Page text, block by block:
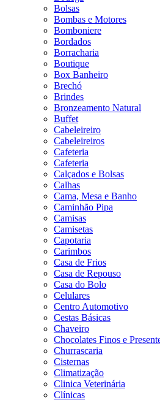
Bolsas
Bombas e Motores
Bomboniere
Bordados
Borracharia
Boutique
Box Banheiro
Brechó
Brindes
Bronzeamento Natural
Buffet
Cabeleireiro
Cabeleireiros
Cafeteria
Cafeteria
Calçados e Bolsas
Calhas
Cama, Mesa e Banho
Caminhão Pipa
Camisas
Camisetas
Capotaria
Carimbos
Casa de Frios
Casa de Repouso
Casa do Bolo
Celulares
Centro Automotivo
Cestas Básicas
Chaveiro
Chocolates Finos e
Churrascaria
Cisternas
Climatização
Clinica Veterinária
Clínicas